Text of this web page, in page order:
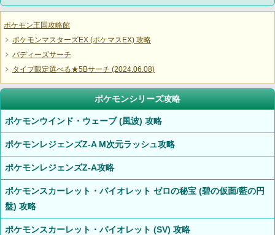
ポケモン王国攻略館
ポケモンマスターズEX (ポケマスEX) 攻略
バディーズサーチ
タイプ限定選べる★5Bサーチ (2024.06.08)
ポケモンシリーズ攻略
ポケモンウインド・ウェーブ (風波) 攻略
ポケモンレジェンズZ-A M次元ラッシュ攻略
ポケモンレジェンズZ-A攻略
ポケモンスカーレット・バイオレット ゼロの秘宝 (碧の仮面/藍の円
盤) 攻略
ポケモンスカーレット・バイオレット (SV) 攻略